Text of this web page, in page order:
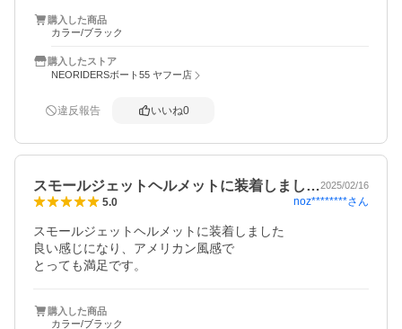
購入した商品
カラー/ブラック
購入したストア
NEORIDERSボート55 ヤフー店
違反報告 いいね0
スモールジェットヘルメットに装着しまし…2025/02/16
5.0 noz********さん
スモールジェットヘルメットに装着しました
良い感じになり、アメリカン風感で
とっても満足です。
購入した商品
カラー/ブラック